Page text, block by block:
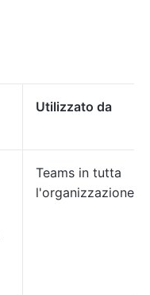
Utilizzato da
Teams in tutta
l'organizzazione